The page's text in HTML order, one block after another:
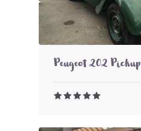
Peugeot 202 Pickup